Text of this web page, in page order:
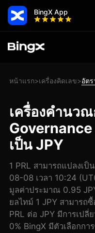
BingX App
หน้าแรก>เครื่องคิดเลข>อัตร
เครื่องคำนว
Governance
เป็น JPY
1 PRL สามารถแปลงเป็
08-08 เวลา 10:24
มูลค่าประมาณ 0.95
ยลไทม์ 1 JPY สามารถ
PRL ต่อ JPY มีการเปลี่
0% BingX มีตัวเลือกก